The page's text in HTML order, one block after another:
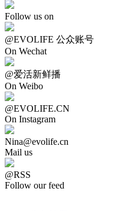
Follow us on
@EVOLIFE 公众账号
On Wechat
@爱活新鲜播
On Weibo
@EVOLIFE.CN
On Instagram
Nina@evolife.cn
Mail us
@RSS
Follow our feed